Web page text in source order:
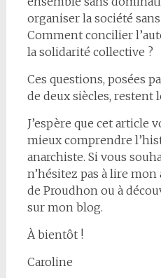
organiser la société
Comment concilier
la solidarité collective ?
Ces questions, posées
de deux siècles, restent
J’espère que cet article
mieux comprendre
anarchiste. Si vous
n’hésitez pas à lire
de Proudhon ou à
sur mon blog.
À bientôt !
Caroline